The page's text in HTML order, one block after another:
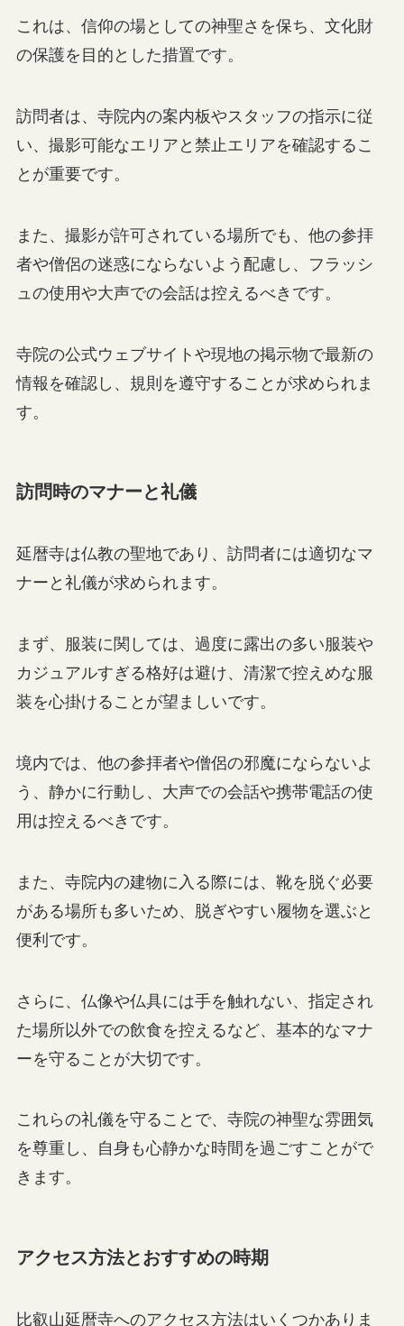
これは、信仰の場としての神聖さを保ち、文化財
の保護を目的とした措置です。
訪問者は、寺院内の案内板やスタッフの指示に従
い、撮影可能なエリアと禁止エリアを確認するこ
とが重要です。
また、撮影が許可されている場所でも、他の参拝
者や僧侶の迷惑にならないよう配慮し、フラッシ
ュの使用や大声での会話は控えるべきです。
寺院の公式ウェブサイトや現地の掲示物で最新の
情報を確認し、規則を遵守することが求められま
す。
訪問時のマナーと礼儀
延暦寺は仏教の聖地であり、訪問者には適切なマ
ナーと礼儀が求められます。
まず、服装に関しては、過度に露出の多い服装や
カジュアルすぎる格好は避け、清潔で控えめな服
装を心掛けることが望ましいです。
境内では、他の参拝者や僧侶の邪魔にならないよ
う、静かに行動し、大声での会話や携帯電話の使
用は控えるべきです。
また、寺院内の建物に入る際には、靴を脱ぐ必要
がある場所も多いため、脱ぎやすい履物を選ぶと
便利です。
さらに、仏像や仏具には手を触れない、指定され
た場所以外での飲食を控えるなど、基本的なマナ
ーを守ることが大切です。
これらの礼儀を守ることで、寺院の神聖な雰囲気
を尊重し、自身も心静かな時間を過ごすことがで
きます。
アクセス方法とおすすめの時期
比叡山延暦寺へのアクセス方法はいくつかありま